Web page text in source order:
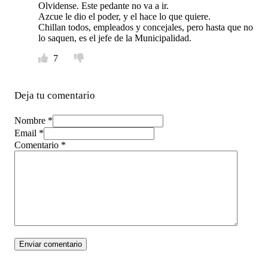
Olvidense. Este pedante no va a ir.
Azcue le dio el poder, y el hace lo que quiere.
Chillan todos, empleados y concejales, pero hasta que no
lo saquen, es el jefe de la Municipalidad.
7
Deja tu comentario
Nombre *
Email *
Comentario *